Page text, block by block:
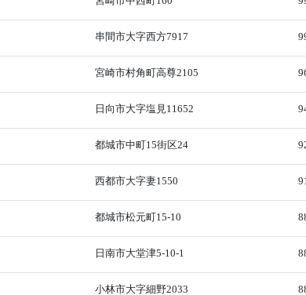
串間市大字西方7917
宮崎市村角町高尊2105
日向市大字塩見11652
都城市中町15街区24
西都市大字妻1550
都城市松元町15-10
日南市大堂津5-10-1
小林市大字細野2033